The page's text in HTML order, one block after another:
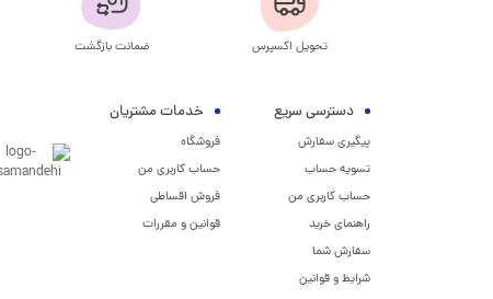
تحویل اکسپرس ضمانت بازگشت
دسترسی سریع
پیگیری سفارش
تسویه حساب
حساب کاربری من
راهنمای خرید
سفارش شما
شرایط و قوانین
خدمات مشتریان
فروشگاه
حساب کاربری من
فروش اقساطی
قوانین و مقررات